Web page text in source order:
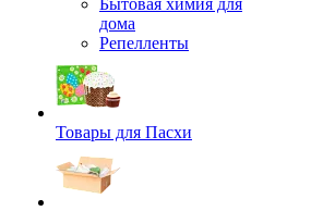
Бытовая химия для
дома
Репелленты
Товары для Пасхи